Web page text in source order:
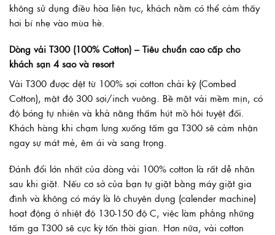
không sử dụng điều hòa liên tục, khách nằm có thể cảm thấy
hơi bí nhẹ vào mùa hè.
Dòng vải T300 (100% Cotton) – Tiêu chuẩn cao cấp cho
khách sạn 4 sao và resort
Vải T300 được dệt từ 100% sợi cotton chải kỹ (Combed
Cotton), mật độ 300 sợi/inch vuông. Bề mặt vải mềm mịn, có
độ bóng tự nhiên và khả năng thấm hút mồ hôi tuyệt đối.
Khách hàng khi chạm lưng xuống tấm ga T300 sẽ cảm nhận
ngay sự mát mẻ, êm ái và sang trọng.
Đánh đổi lớn nhất của dòng vải 100% cotton là rất dễ nhăn
sau khi giặt. Nếu cơ sở của bạn tự giặt bằng máy giặt gia
đình và không có máy là lô chuyên dụng (calender machine)
hoạt động ở nhiệt độ 130-150 độ C, việc làm phẳng những
tấm ga T300 sẽ cực kỳ tốn thời gian. Hơn nữa, vải cotton